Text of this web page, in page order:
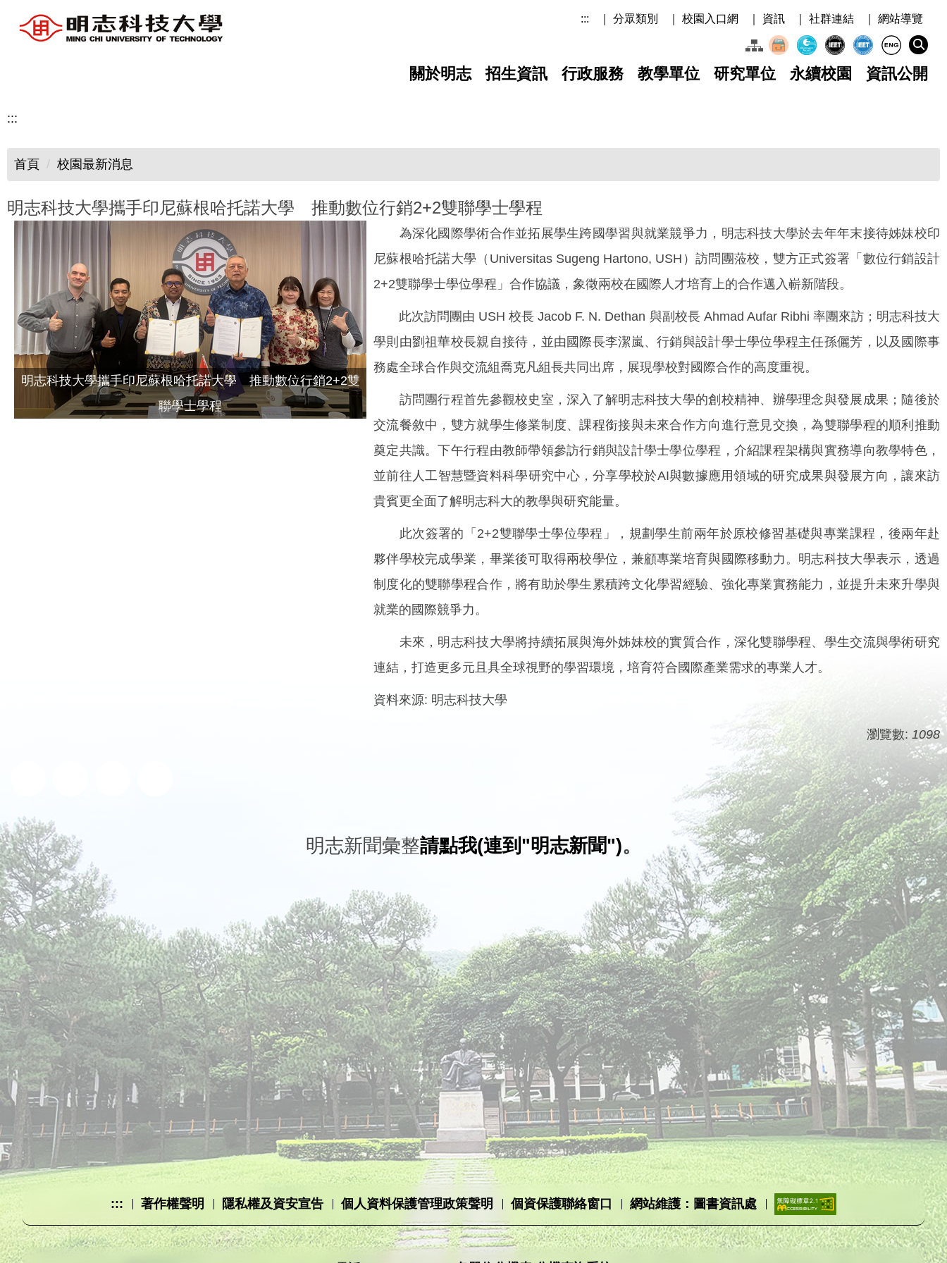
區
::: ｜ 分眾類別 ｜ 校園入口網 ｜ 資訊 ｜ 社群連結 ｜ 網站導覽
關於明志 招生資訊 行政服務 教學單位 研究單位 永續校園 資訊公開
:::
首頁 校園最新消息
明志科技大學攜手印尼蘇根哈托諾大學 推動數位行銷2+2雙聯學士學程
明志科技大學攜手印尼蘇根哈托諾大學 推動數位行銷2+2雙
聯學士學程
為深化國際學術合作並拓展學生跨國學習與就業競爭力，明志科技大學於去年年末接待姊妹校印
尼蘇根哈托諾大學（Universitas Sugeng Hartono, USH）訪問團蒞校，雙方正式簽署「數位行銷設計
2+2雙聯學士學位學程」合作協議，象徵兩校在國際人才培育上的合作邁入嶄新階段。
此次訪問團由 USH 校長 Jacob F. N. Dethan 與副校長 Ahmad Aufar Ribhi 率團來訪；明志科技大
學則由劉祖華校長親自接待，並由國際長李潔嵐、行銷與設計學士學位學程主任孫儷芳，以及國際事
務處全球合作與交流組喬克凡組長共同出席，展現學校對國際合作的高度重視。
訪問團行程首先參觀校史室，深入了解明志科技大學的創校精神、辦學理念與發展成果；隨後於
交流餐敘中，雙方就學生修業制度、課程銜接與未來合作方向進行意見交換，為雙聯學程的順利推動
奠定共識。下午行程由教師帶領參訪行銷與設計學士學位學程，介紹課程架構與實務導向教學特色，
並前往人工智慧暨資料科學研究中心，分享學校於AI與數據應用領域的研究成果與發展方向，讓來訪
貴賓更全面了解明志科大的教學與研究能量。
此次簽署的「2+2雙聯學士學位學程」，規劃學生前兩年於原校修習基礎與專業課程，後兩年赴
夥伴學校完成學業，畢業後可取得兩校學位，兼顧專業培育與國際移動力。明志科技大學表示，透過
制度化的雙聯學程合作，將有助於學生累積跨文化學習經驗、強化專業實務能力，並提升未來升學與
就業的國際競爭力。
未來，明志科技大學將持續拓展與海外姊妹校的實質合作，深化雙聯學程、學生交流與學術研究
連結，打造更多元且具全球視野的學習環境，培育符合國際產業需求的專業人才。
資料來源: 明志科技大學
瀏覽數: 1098
明志新聞彙整請點我(連到"明志新聞")。
::: 著作權聲明 隱私權及資安宣告 個人資料保護管理政策聲明 個資保護聯絡窗口 網站維護：圖書資訊處